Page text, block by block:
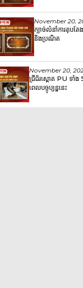
November 20,
ក្បាច់លំនាំការតុបត
និងប្រណិត
November 20,
ជ្រីជ័រស្ពោត PU ទាំ
ពេលបច្ចុប្បន្ននេះ